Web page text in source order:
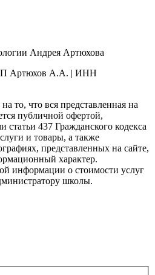
Андрея Артюхова
Артюхов А.А. | ИНН
то, что вся представленная на
публичной офертой,
437 Гражданского кодекса
и товары, а также
представленных на сайте,
характер.
информации о стоимости услуг
школы.